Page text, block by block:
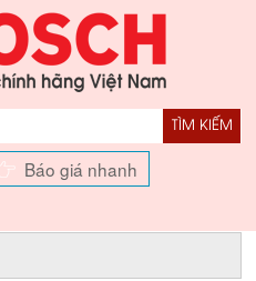
TÌM KIẾM
Báo giá nhanh